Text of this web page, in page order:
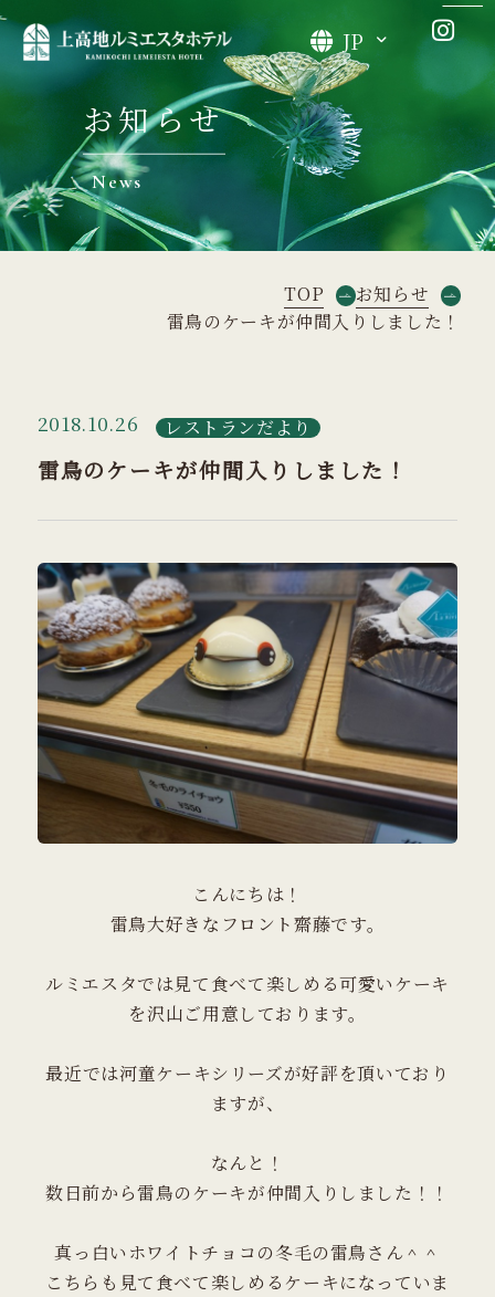
JP
お知らせ
News
TOP
お知らせ
雷鳥のケーキが仲間入りしました！
2018.10.26 レストランだより
雷鳥のケーキが仲間入りしました！
こんにちは！
雷鳥大好きなフロント齋藤です。
ルミエスタでは見て食べて楽しめる可愛いケーキ
を沢山ご用意しております。
最近では河童ケーキシリーズが好評を頂いており
ますが、
なんと！
数日前から雷鳥のケーキが仲間入りしました！！
真っ白いホワイトチョコの冬毛の雷鳥さん＾＾
こちらも見て食べて楽しめるケーキになっていま